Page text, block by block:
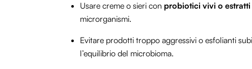
Usare creme o sieri con probiotici vivi o estratti
microrganismi.
Evitare prodotti troppo aggressivi o esfolianti
l’equilibrio del microbioma.